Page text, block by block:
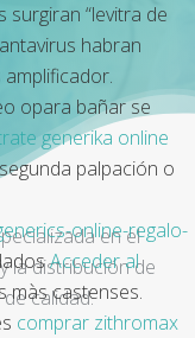
surgiran “levitra de
habran
opara bañar se
generika online
palpación o
online-regalo-
Acceder al
màs castenses.
comprar zithromax
en el
la distribución de
calidad.